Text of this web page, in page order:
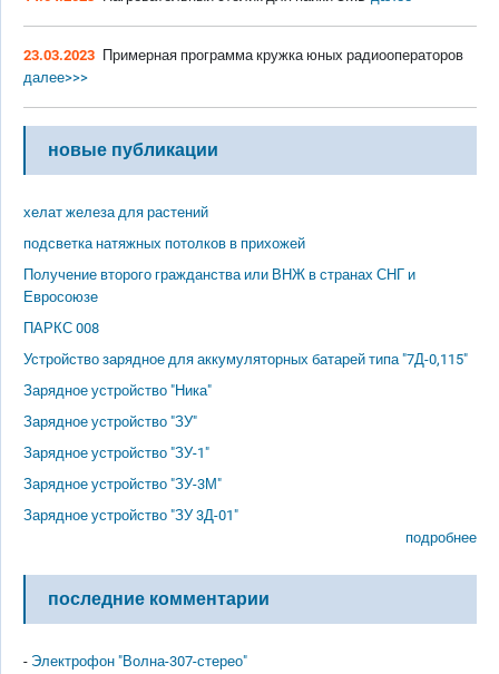
23.03.2023 Примерная программа кружка юных радиооператоров
далее>>>
новые публикации
хелат железа для растений
подсветка натяжных потолков в прихожей
Получение второго гражданства или ВНЖ в странах СНГ и
Евросоюзе
ПАРКС 008
Устройство зарядное для аккумуляторных батарей типа "7Д-0,115"
Зарядное устройство "Ника"
Зарядное устройство "ЗУ"
Зарядное устройство "ЗУ-1"
Зарядное устройство "ЗУ-3М"
Зарядное устройство "ЗУ 3Д-01"
подробнее
последние комментарии
- Электрофон "Волна-307-стерео"